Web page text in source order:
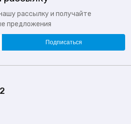
рассылку и получайте
предложения
Подписаться